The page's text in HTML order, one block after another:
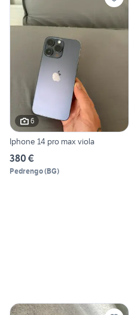
6
Iphone 14 pro max viola
380 €
Pedrengo(BG)